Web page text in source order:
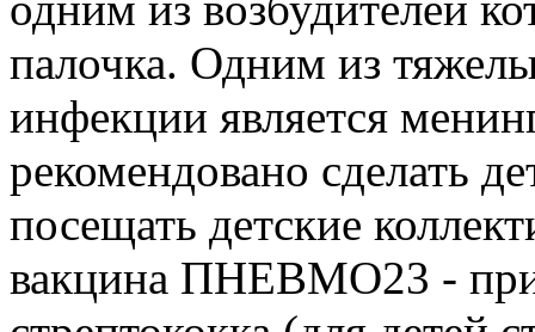
палочка. Одним из
инфекции является
рекомендовано сделать
посещать детские
вакцина ПНЕВМО­23 -